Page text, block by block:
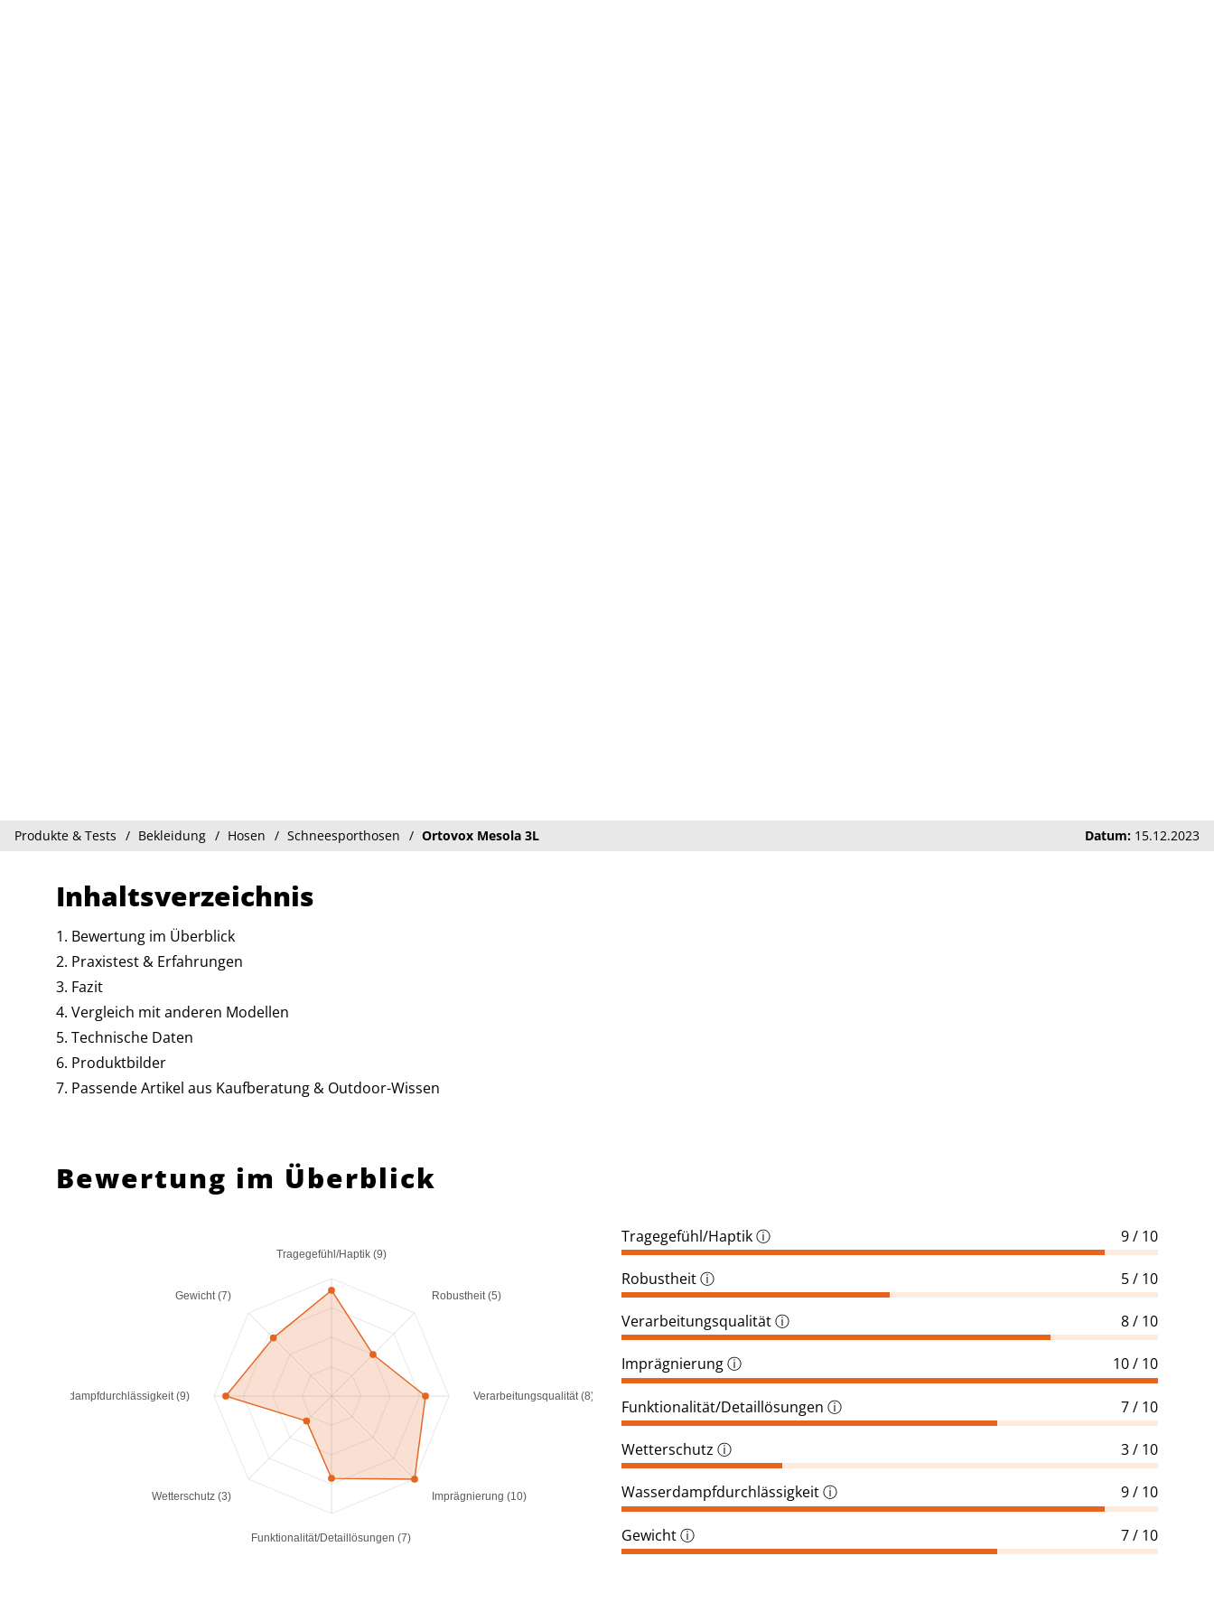
Produkte & Tests Bekleidung Hosen Schneesporthosen Ortovox Mesola 3L Datum: 15.12.2023
Inhaltsverzeichnis
Bewertung im Überblick
Praxistest & Erfahrungen
Fazit
Vergleich mit anderen Modellen
Technische Daten
Produktbilder
Passende Artikel aus Kaufberatung & Outdoor-Wissen
Bewertung im Überblick
Tragegefühl/Haptik (9)
Robustheit (5)
Verarbeitungsqualität (8)
Imprägnierung (10)
Funktionalität/Detaillösungen (7)
Wetterschutz (3)
Wasserdampfdurchlässigkeit (9)
Gewicht (7)
Tragegefühl/Haptikⓘ 9 / 10
Robustheitⓘ 5 / 10
Verarbeitungsqualitätⓘ 8 / 10
Imprägnierungⓘ 10 / 10
Funktionalität/Detaillösungen ⓘ 7 / 10
Wetterschutz ⓘ 3 / 10
Wasserdampfdurchlässigkeitⓘ 9 / 10
Gewichtⓘ 7 / 10